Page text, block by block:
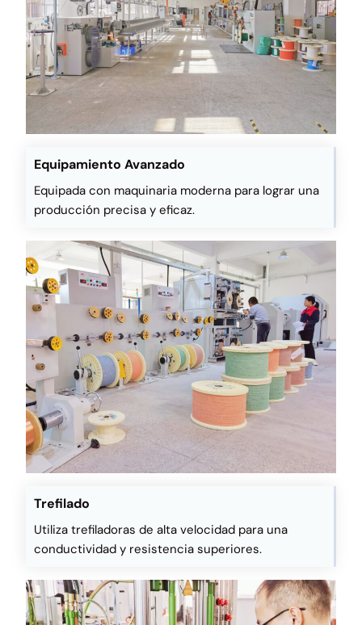
Equipamiento Avanzado
Equipada con maquinaria moderna para lograr una
producción precisa y eficaz.
Trefilado
Utiliza trefiladoras de alta velocidad para una
conductividad y resistencia superiores.